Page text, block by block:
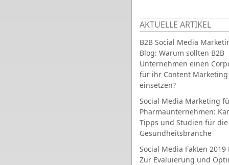
AKTUELLE ARTIKEL
B2B Social Media
Blog: Warum sollten B2B
Unternehmen einen
für ihr Content Marketing
einsetzen?
Social Media Marketing
Pharmaunternehmen:
Tipps und Studien für die
Gesundheitsbranche
Social Media Fakten 2019
Zur Evaluierung und